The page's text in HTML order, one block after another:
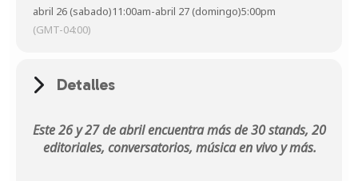
abril 26 (sabado)11:00am-abril 27 (domingo)5:00pm
(GMT-04:00)
Detalles
Este 26 y 27 de abril encuentra más de 30 stands, 20
editoriales, conversatorios, música en vivo y más.